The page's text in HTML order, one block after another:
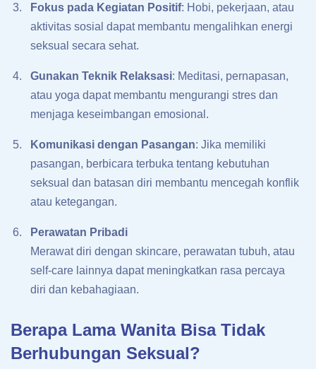
Fokus pada Kegiatan Positif: Hobi, pekerjaan, atau
aktivitas sosial dapat membantu mengalihkan energi
seksual secara sehat.
Gunakan Teknik Relaksasi: Meditasi, pernapasan,
atau yoga dapat membantu mengurangi stres dan
menjaga keseimbangan emosional.
Komunikasi dengan Pasangan: Jika memiliki
pasangan, berbicara terbuka tentang kebutuhan
seksual dan batasan diri membantu mencegah konflik
atau ketegangan.
Perawatan Pribadi
Merawat diri dengan skincare, perawatan tubuh, atau
self-care lainnya dapat meningkatkan rasa percaya
diri dan kebahagiaan.
Berapa Lama Wanita Bisa Tidak
Berhubungan Seksual?